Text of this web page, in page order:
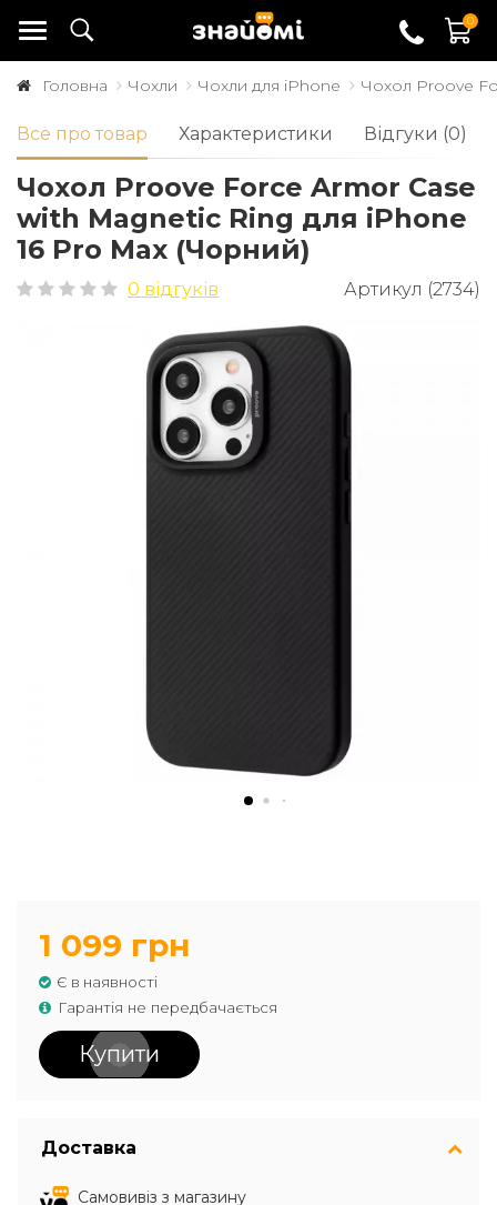
0
Головна Чохли Чохли для iPhone Чохол Proove
Все про товар Характеристики Відгуки (0)
Чохол Proove Force Armor Case
with Magnetic Ring для iPhone
16 Pro Max (Чорний)
0 відгуків Артикул (2734)
1 099 грн
Є в наявності
Гарантія не передбачається
Купити
Доставка
Самовивіз з магазину